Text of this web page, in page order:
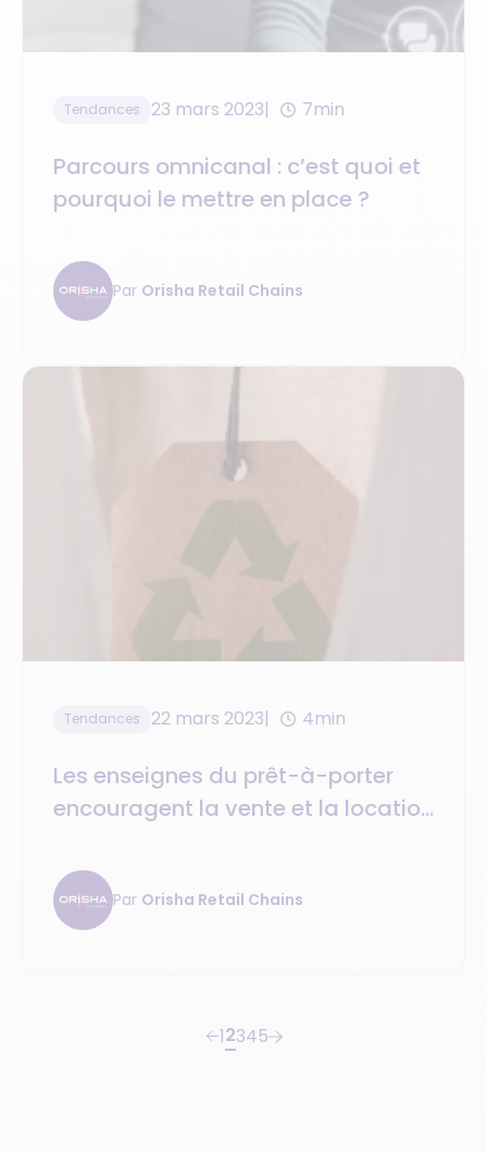
Tendances 23 mars 2023 7min
Parcours omnicanal : c’est quoi et
pourquoi le mettre en place ?
Par Orisha Retail Chains
Tendances 22 mars 2023 4min
Les enseignes du prêt-à-porter
encouragent la vente et la location
Par Orisha Retail Chains
12345